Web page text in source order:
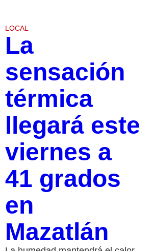
LOCAL
La
sensación
térmica
llegará este
viernes a
41 grados
en
Mazatlán